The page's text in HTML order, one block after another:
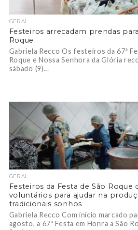
GERAL
Festeiros arrecadam prendas
Roque
Gabriela Recco Os festeiros da 67ª
Roque e Nossa Senhora da Glória
sábado (9)...
GERAL
Festeiros da Festa de São Roque
voluntários para ajudar na
tradicionais sonhos
Gabriela Recco Com início marcado
agosto, a 67ª Festa em Honra a São